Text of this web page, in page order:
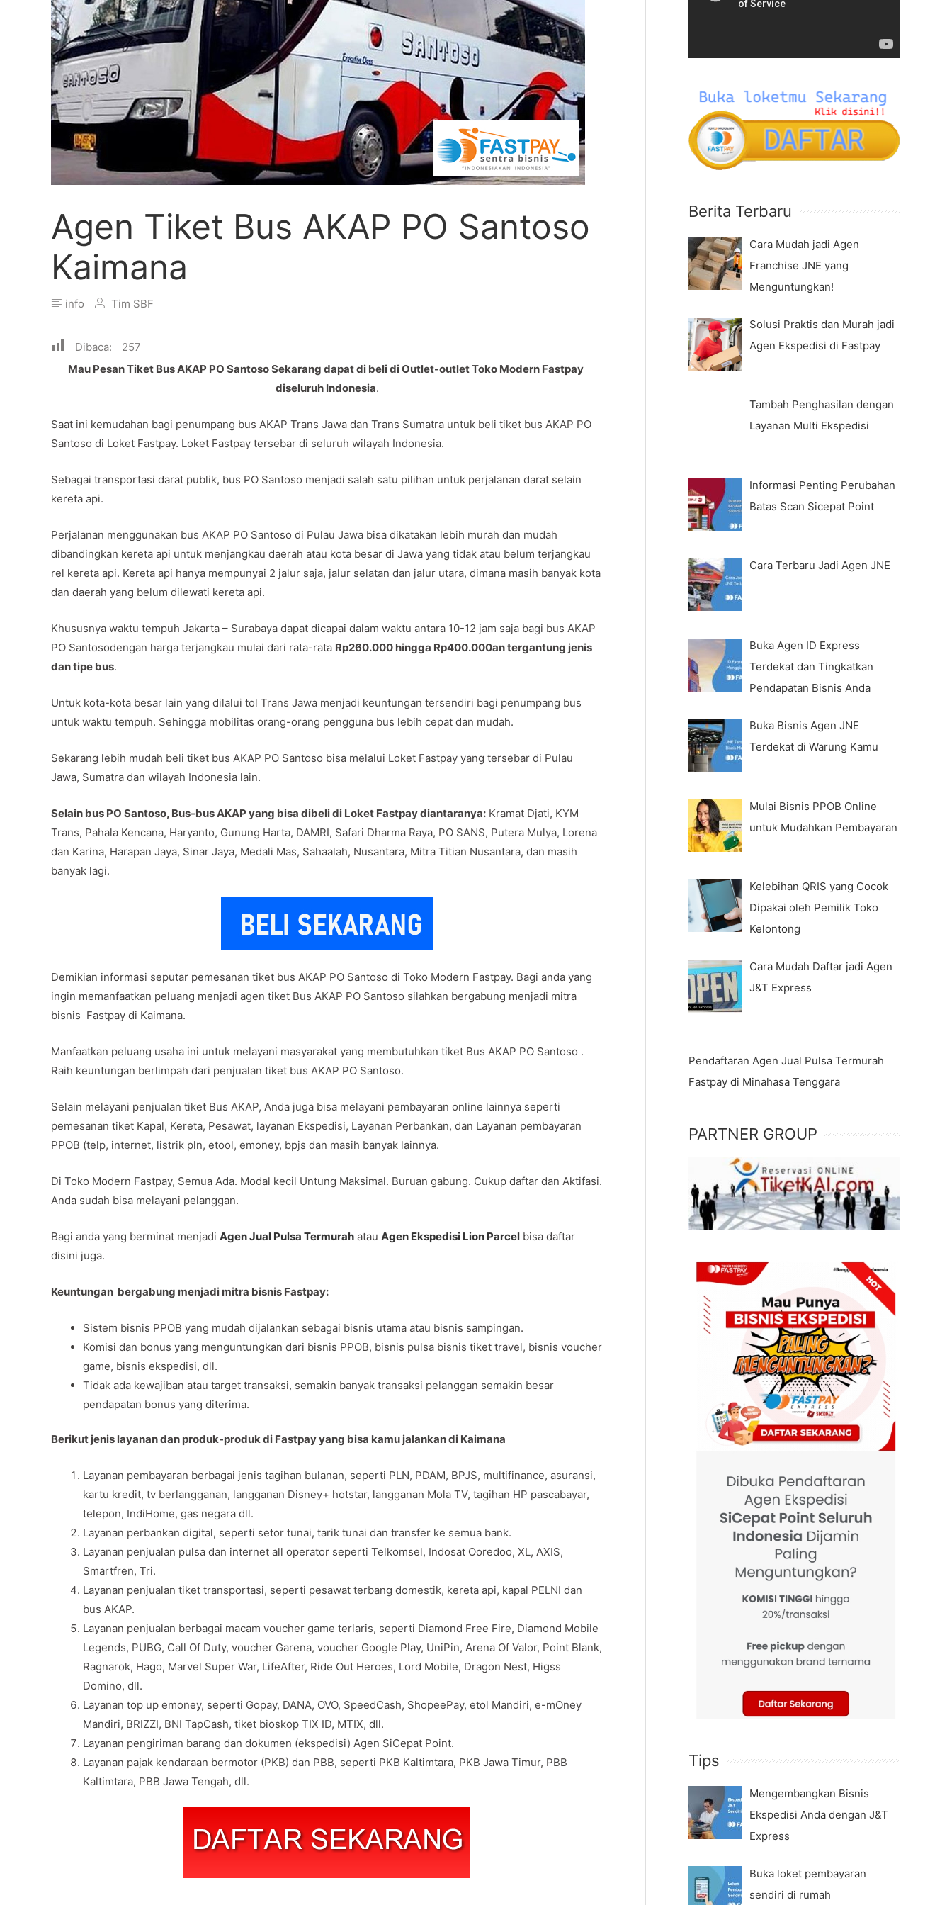
Agen Tiket Bus AKAP PO Santoso
Kaimana
info Tim SBF
Dibaca:
257
Mau Pesan Tiket Bus AKAP PO Santoso Sekarang dapat di beli di Outlet-outlet Toko Modern Fastpay
diseluruh Indonesia.
Saat ini kemudahan bagi penumpang bus AKAP Trans Jawa dan Trans Sumatra untuk beli tiket bus AKAP PO
Santoso di Loket Fastpay. Loket Fastpay tersebar di seluruh wilayah Indonesia.
Sebagai transportasi darat publik, bus PO Santoso menjadi salah satu pilihan untuk perjalanan darat selain
kereta api.
Perjalanan menggunakan bus AKAP PO Santoso di Pulau Jawa bisa dikatakan lebih murah dan mudah
dibandingkan kereta api untuk menjangkau daerah atau kota besar di Jawa yang tidak atau belum terjangkau
rel kereta api. Kereta api hanya mempunyai 2 jalur saja, jalur selatan dan jalur utara, dimana masih banyak kota
dan daerah yang belum dilewati kereta api.
Khususnya waktu tempuh Jakarta – Surabaya dapat dicapai dalam waktu antara 10-12 jam saja bagi bus AKAP
PO Santosodengan harga terjangkau mulai dari rata-rata Rp260.000 hingga Rp400.000an tergantung jenis
dan tipe bus.
Untuk kota-kota besar lain yang dilalui tol Trans Jawa menjadi keuntungan tersendiri bagi penumpang bus
untuk waktu tempuh. Sehingga mobilitas orang-orang pengguna bus lebih cepat dan mudah.
Sekarang lebih mudah beli tiket bus AKAP PO Santoso bisa melalui Loket Fastpay yang tersebar di Pulau
Jawa, Sumatra dan wilayah Indonesia lain.
Selain bus PO Santoso, Bus-bus AKAP yang bisa dibeli di Loket Fastpay diantaranya: Kramat Djati, KYM
Trans, Pahala Kencana, Haryanto, Gunung Harta, DAMRI, Safari Dharma Raya, PO SANS, Putera Mulya, Lorena
dan Karina, Harapan Jaya, Sinar Jaya, Medali Mas, Sahaalah, Nusantara, Mitra Titian Nusantara, dan masih
banyak lagi.
Demikian informasi seputar pemesanan tiket bus AKAP PO Santoso di Toko Modern Fastpay. Bagi anda yang
ingin memanfaatkan peluang menjadi agen tiket Bus AKAP PO Santoso silahkan bergabung menjadi mitra
bisnis Fastpay di Kaimana.
Manfaatkan peluang usaha ini untuk melayani masyarakat yang membutuhkan tiket Bus AKAP PO Santoso .
Raih keuntungan berlimpah dari penjualan tiket bus AKAP PO Santoso.
Selain melayani penjualan tiket Bus AKAP, Anda juga bisa melayani pembayaran online lainnya seperti
pemesanan tiket Kapal, Kereta, Pesawat, layanan Ekspedisi, Layanan Perbankan, dan Layanan pembayaran
PPOB (telp, internet, listrik pln, etool, emoney, bpjs dan masih banyak lainnya.
Di Toko Modern Fastpay, Semua Ada. Modal kecil Untung Maksimal. Buruan gabung. Cukup daftar dan Aktifasi.
Anda sudah bisa melayani pelanggan.
Bagi anda yang berminat menjadi Agen Jual Pulsa Termurah atau Agen Ekspedisi Lion Parcel bisa daftar
disini juga.
Keuntungan bergabung menjadi mitra bisnis Fastpay:
Sistem bisnis PPOB yang mudah dijalankan sebagai bisnis utama atau bisnis sampingan.
Komisi dan bonus yang menguntungkan dari bisnis PPOB, bisnis pulsa bisnis tiket travel, bisnis voucher
game, bisnis ekspedisi, dll.
Tidak ada kewajiban atau target transaksi, semakin banyak transaksi pelanggan semakin besar
pendapatan bonus yang diterima.
Berikut jenis layanan dan produk-produk di Fastpay yang bisa kamu jalankan di Kaimana
Layanan pembayaran berbagai jenis tagihan bulanan, seperti PLN, PDAM, BPJS, multifinance, asuransi,
kartu kredit, tv berlangganan, langganan Disney+ hotstar, langganan Mola TV, tagihan HP pascabayar,
telepon, IndiHome, gas negara dll.
Layanan perbankan digital, seperti setor tunai, tarik tunai dan transfer ke semua bank.
Layanan penjualan pulsa dan internet all operator seperti Telkomsel, Indosat Ooredoo, XL, AXIS,
Smartfren, Tri.
Layanan penjualan tiket transportasi, seperti pesawat terbang domestik, kereta api, kapal PELNI dan
bus AKAP.
Layanan penjualan berbagai macam voucher game terlaris, seperti Diamond Free Fire, Diamond Mobile
Legends, PUBG, Call Of Duty, voucher Garena, voucher Google Play, UniPin, Arena Of Valor, Point Blank,
Ragnarok, Hago, Marvel Super War, LifeAfter, Ride Out Heroes, Lord Mobile, Dragon Nest, Higss
Domino, dll.
Layanan top up emoney, seperti Gopay, DANA, OVO, SpeedCash, ShopeePay, etol Mandiri, e-mOney
Mandiri, BRIZZI, BNI TapCash, tiket bioskop TIX ID, MTIX, dll.
Layanan pengiriman barang dan dokumen (ekspedisi) Agen SiCepat Point.
Layanan pajak kendaraan bermotor (PKB) dan PBB, seperti PKB Kaltimtara, PKB Jawa Timur, PBB
Kaltimtara, PBB Jawa Tengah, dll.
P
e
Berita Terbaru
Cara Mudah jadi Agen
Franchise JNE yang
Menguntungkan!
Solusi Praktis dan Murah jadi
Agen Ekspedisi di Fastpay
Tambah Penghasilan dengan
Layanan Multi Ekspedisi
Informasi Penting Perubahan
Batas Scan Sicepat Point
Cara Terbaru Jadi Agen JNE
Buka Agen ID Express
Terdekat dan Tingkatkan
Pendapatan Bisnis Anda
Buka Bisnis Agen JNE
Terdekat di Warung Kamu
Mulai Bisnis PPOB Online
untuk Mudahkan Pembayaran
Kelebihan QRIS yang Cocok
Dipakai oleh Pemilik Toko
Kelontong
Cara Mudah Daftar jadi Agen
J&T Express
Pendaftaran Agen Jual Pulsa Termurah
Fastpay di Minahasa Tenggara
PARTNER GROUP
Tips
Mengembangkan Bisnis
Ekspedisi Anda dengan J&T
Express
Buka loket pembayaran
sendiri di rumah